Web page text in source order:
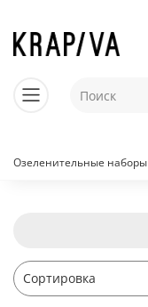
Озеленительные наборы